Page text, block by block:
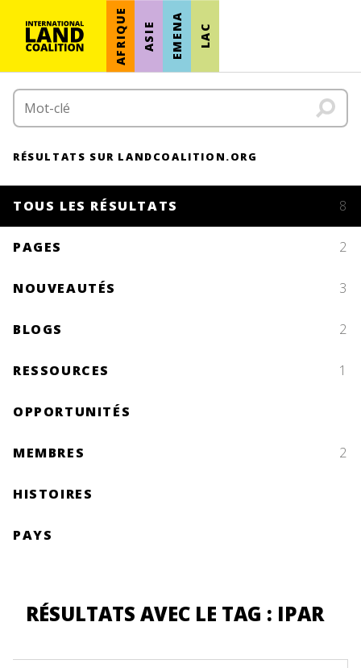
AFRIQUE ASIE EMENA LAC
RÉSULTATS SUR LANDCOALITION.ORG
TOUS LES RÉSULTATS 8
PAGES 2
NOUVEAUTÉS 3
BLOGS 2
RESSOURCES 1
OPPORTUNITÉS
MEMBRES 2
HISTOIRES
PAYS
RÉSULTATS AVEC LE TAG : IPAR